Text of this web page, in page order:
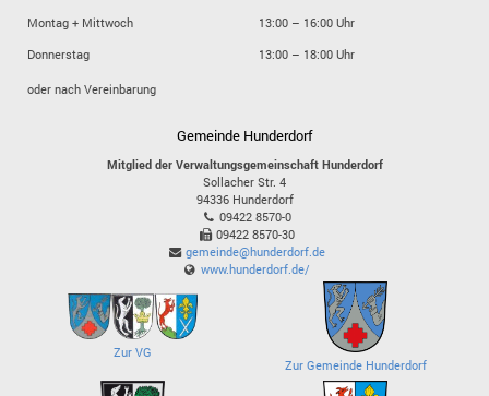
Montag + Mittwoch
13:00 – 16:00 Uhr
Donnerstag
13:00 – 18:00 Uhr
oder nach Vereinbarung
Gemeinde Hunderdorf
Mitglied der Verwaltungsgemeinschaft Hunderdorf
Sollacher Str. 4
94336 Hunderdorf
09422 8570-0
09422 8570-30
gemeinde@hunderdorf.de
www.hunderdorf.de/
Zur VG
Zur Gemeinde Hunderdorf